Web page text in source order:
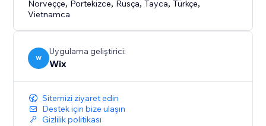
Norveççe, Portekizce, Rusça,Tayca,Türkçe,
Vietnamca
W
Uygulama geliştirici:
Wix
Sitemizi ziyaret edin
Destek için bize ulaşın
Gizlilik politikası